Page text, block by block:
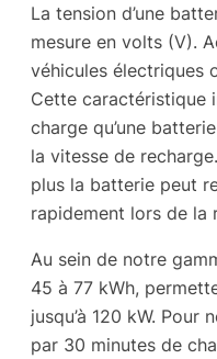
La tension d’une
mesure en volts (V).
véhicules électriques
Cette caractéristique
charge qu’une
la vitesse de
plus la batterie peut
rapidement lors de la
Au sein de notre
45 à 77 kWh,
jusqu’à 120 kW. Pour
par 30 minutes de